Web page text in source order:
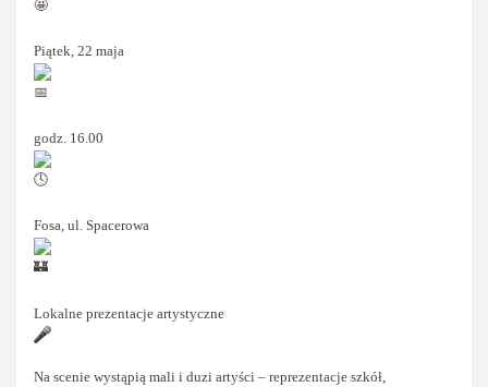
Piątek, 22 maja
godz. 16.00
Fosa, ul. Spacerowa
Lokalne prezentacje artystyczne
Na scenie wystąpią mali i duzi artyści – reprezentacje szkół,